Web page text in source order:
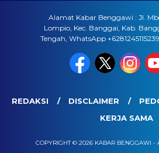
Alamat Kabar Benggawi : Jl.
Lompio, Kec. Banggai, Kab.
Tengah, WhatsApp
REDAKSI DISCLAIMER
KERJA SAMA
COPYRIGHT © 2026 KABAR BENGGAWI -